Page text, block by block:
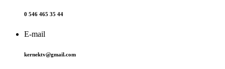
0 546 465 35 44
E-mail
kernektv@gmail.com